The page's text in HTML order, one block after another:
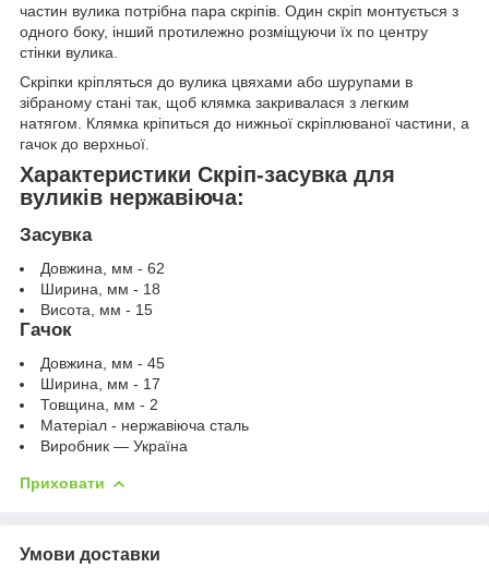
частин вулика потрібна пара скріпів. Один скріп монтується з
одного боку, інший протилежно розміщуючи їх по центру
стінки вулика.
Скріпки кріпляться до вулика цвяхами або шурупами в
зібраному стані так, щоб клямка закривалася з легким
натягом. Клямка кріпиться до нижньої скріплюваної частини, а
гачок до верхньої.
Характеристики Скріп-засувка для
вуликів нержавіюча:
Засувка
Довжина, мм - 62
Ширина, мм - 18
Висота, мм - 15
Гачок
Довжина, мм - 45
Ширина, мм - 17
Товщина, мм - 2
Матеріал - нержавіюча сталь
Виробник — Україна
Приховати
Умови доставки